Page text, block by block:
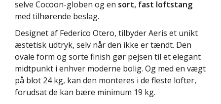
selve Cocoon-globen og en sort, fast loftstang
med tilhørende beslag.
Designet af Federico Otero, tilbyder Aeris et unikt
æstetisk udtryk, selv når den ikke er tændt. Den
ovale form og sorte finish gør pejsen til et elegant
midtpunkt i enhver moderne bolig. Og med en vægt
på blot 24 kg, kan den monteres i de fleste lofter,
forudsat de kan bære minimum 19 kg.